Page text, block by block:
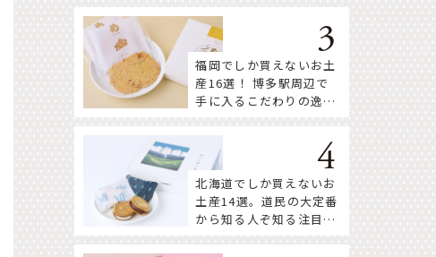
福岡でしか買えないお土
産16選！ 博多駅周辺で
手に入るこだわりの逸品
北海道でしか買えないお
土産14選。道民の大定番
から知る人ぞ知る注目株